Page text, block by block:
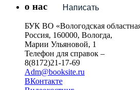
Написать
о нас
БУК ВО «Вологодская
Россия, 160000, Вологда,
Марии Ульяновой, 1
Телефон для справок –
8(8172)21-17-69
Adm@booksite.ru
ВКонтакте